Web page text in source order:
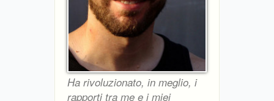
Ha rivoluzionato, in meglio, i
rapporti tra me e i miei